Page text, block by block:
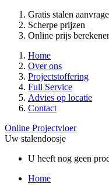
Gratis stalen
Scherpe prijzen
Online prijs
Home
Over ons
Projectstoffering
Full Service
Advies op locatie
Contact
Online Projectvloer
Uw stalendoosje
U heeft nog geen
Home